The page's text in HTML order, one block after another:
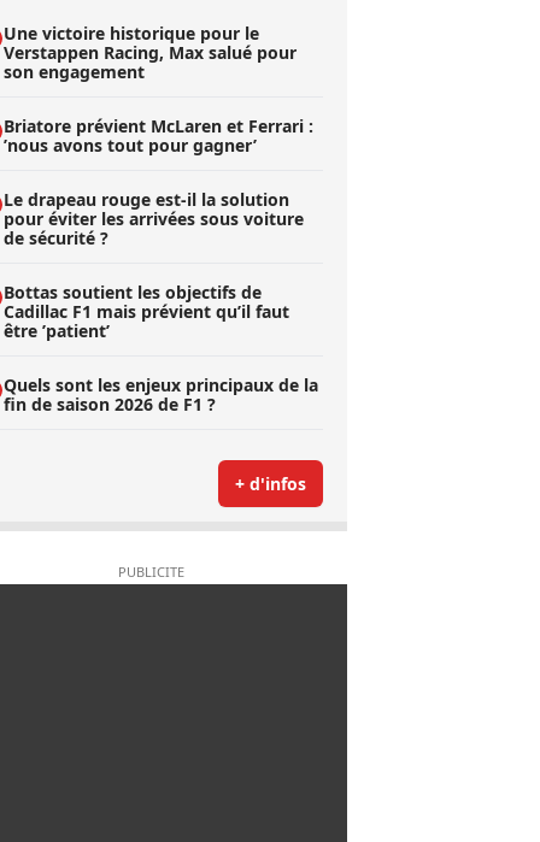
Une victoire historique pour le
Verstappen Racing, Max salué pour
son engagement
Briatore prévient McLaren et Ferrari :
’nous avons tout pour gagner’
Le drapeau rouge est-il la solution
pour éviter les arrivées sous voiture
de sécurité ?
Bottas soutient les objectifs de
Cadillac F1 mais prévient qu’il faut
être ’patient’
Quels sont les enjeux principaux de la
fin de saison 2026 de F1 ?
+ d'infos